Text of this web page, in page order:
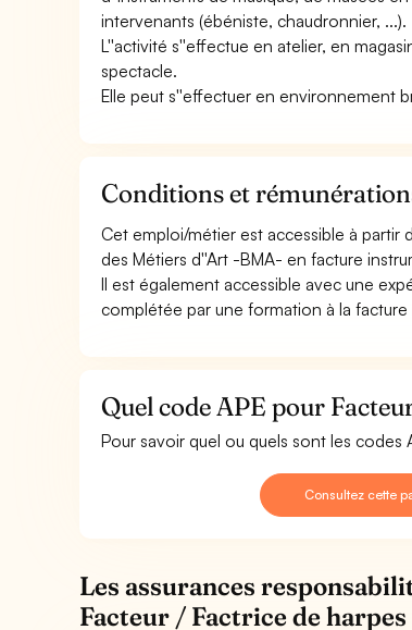
intervenants (ébéniste, chaudronnier, ...).
L''activité s''effectue en atelier, en
spectacle.
Elle peut s''effectuer en environnement
Conditions et
Cet emploi/métier est accessible à partir
des Métiers d''Art -BMA- en facture
Il est également accessible avec une
complétée par une formation à la facture
Quel code APE pour
Pour savoir quel ou quels sont les codes
Consultez cette
Les assurances
Facteur / Factrice de harpes